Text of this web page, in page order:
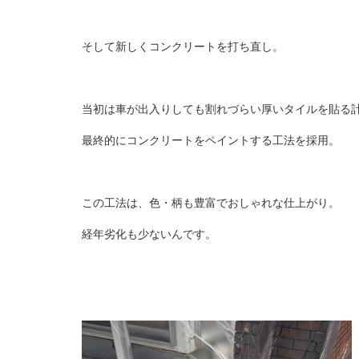
そして新しくコンクリートを打ち直し。
当初は車が出入りしても割れづらい厚いタイルを貼る
最終的にコンクリートをペイントする工法を採用。
この工法は、色・柄も豊富でおしゃれな仕上がり。
経年劣化も少ないんです。